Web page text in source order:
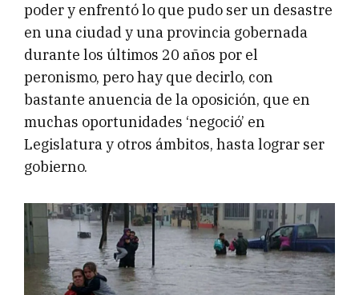
poder y enfrentó lo que pudo ser un desastre
en una ciudad y una provincia gobernada
durante los últimos 20 años por el
peronismo, pero hay que decirlo, con
bastante anuencia de la oposición, que en
muchas oportunidades ‘negoció’ en
Legislatura y otros ámbitos, hasta lograr ser
gobierno.